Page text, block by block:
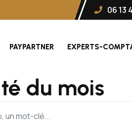
06 13
PAYPARTNER EXPERTS-
du mois